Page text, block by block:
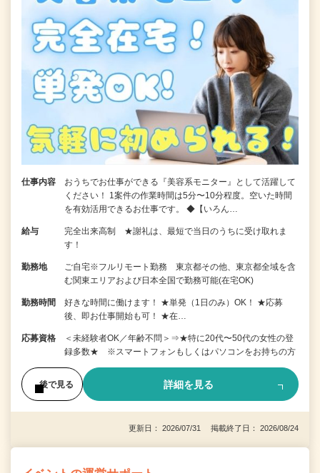
仕事内容
おうちでお仕事ができる『美容系モニター』として活躍して
ください！ 1案件の作業時間は5分〜10分程度。空いた時間
を有効活用できるお仕事です。 ◆【いろん…
給与
完全出来高制 ★謝礼は、最短で当日のうちに受け取れま
す！
勤務地
ご自宅※フルリモート勤務 東京都その他、東京都全域を含
む関東エリアおよび日本全国で勤務可能(在宅OK)
勤務時間
好きな時間に働けます！ ★単発（1日のみ）OK！ ★応募
後、即お仕事開始も可！ ★在…
応募資格
＜未経験者OK／年齢不問＞⇒★特に20代〜50代の女性の登
録多数★ ※スマートフォンもしくはパソコンをお持ちの方
後で見る 詳細を見る
更新日： 2026/07/31 掲載終了日： 2026/08/24